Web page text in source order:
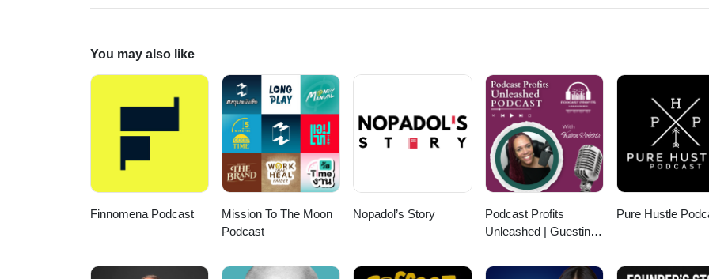
#ChatGPT #เทรนด์เทคโนโลยี #แชทบอท #ธุรกิจเทค #geekstory #geekforeverpodcast
กวาดเรียบยอดขายถึงกับสะดุดไปไม่เป็น แต่เบื้องหลังมาตรการสุดโต่งนี้ ไม่ใช่แค่การกีดกันทางการค้าธรรมด
สงคราม EV สุดเดือดนี้กัน ========================= 📣 สนับสนุนโดย 📣
========================= เครียด หลับยาก ผมอยากแนะนำผลิตภัณฑ์เสริมอาหาร Diip CBD ช่วยบรร
ความเครียด ลดความวิตกกังวล เพิ่มการผ่อนคลาย ซึ่งช่วยให้การนอนหลับมีประสิทธิภาพมากยิ่งขึ้น 📍 สนใจสั่
สินค้า Diip CBD 💬 LINE : @diipgeek 🔗 หรือกดลิงก์ https://lin.ee/U91Fzyz #รถEV #รถยนต์ไฟฟ้า #มาเลเซีย
#BYD #รถEVจีน #อุตสาหกรรมยานยนต์ #วิเคราะห์ธุรกิจ #สงครามการค้า #Proton #ข่าวธุรกิจ #นโยบายรัฐ
#ยานยนต์ไฟฟ้า #ธุรกิจยานยนต์ #ข่าวเศรษฐกิจ #รถจีน #geektalk #geekforeverpodcast
You may also like
Finnomena Podcast
Mission To The Moon
Podcast
Nopadol’s Story
Podcast Profits
Unleashed | Guesting,
Acquisition
Pure Hustle